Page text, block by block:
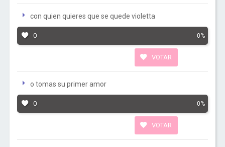
con quien quieres que se quede violetta
0 0%
VOTAR
o tomas su primer amor
0 0%
VOTAR